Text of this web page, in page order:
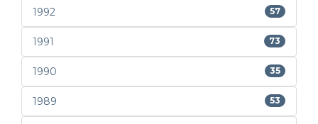
1992 57
1991 73
1990 35
1989 53